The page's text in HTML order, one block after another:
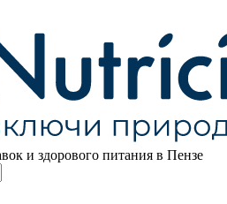
и здорового питания в Пензе